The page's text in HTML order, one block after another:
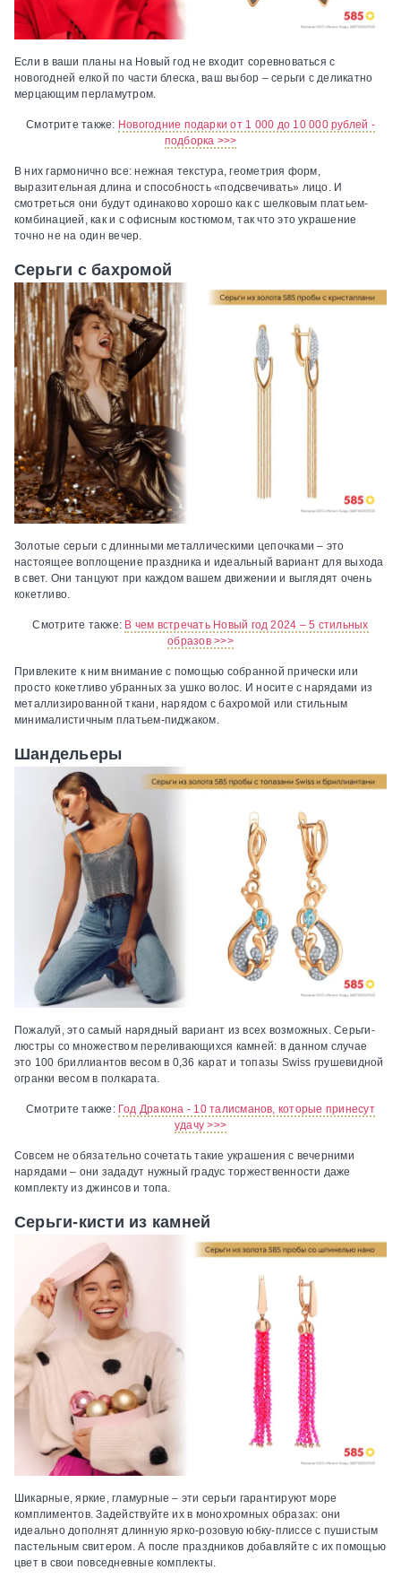
Если в ваши планы на Новый год не входит соревноваться с
новогодней елкой по части блеска, ваш выбор – серьги с деликатно
мерцающим перламутром.
Смотрите также: Новогодние подарки от 1 000 до 10 000 рублей -
подборка >>>
В них гармонично все: нежная текстура, геометрия форм,
выразительная длина и способность «подсвечивать» лицо. И
смотреться они будут одинаково хорошо как с шелковым платьем-
комбинацией, как и с офисным костюмом, так что это украшение
точно не на один вечер.
Серьги с бахромой
Золотые серьги с длинными металлическими цепочками – это
настоящее воплощение праздника и идеальный вариант для выхода
в свет. Они танцуют при каждом вашем движении и выглядят очень
кокетливо.
Смотрите также: В чем встречать Новый год 2024 – 5 стильных
образов >>>
Привлеките к ним внимание с помощью собранной прически или
просто кокетливо убранных за ушко волос. И носите с нарядами из
металлизированной ткани, нарядом с бахромой или стильным
минималистичным платьем-пиджаком.
Шандельеры
Пожалуй, это самый нарядный вариант из всех возможных. Серьги-
люстры со множеством переливающихся камней: в данном случае
это 100 бриллиантов весом в 0,36 карат и топазы Swiss грушевидной
огранки весом в полкарата.
Смотрите также: Год Дракона - 10 талисманов, которые принесут
удачу >>>
Совсем не обязательно сочетать такие украшения с вечерними
нарядами – они зададут нужный градус торжественности даже
комплекту из джинсов и топа.
Серьги-кисти из камней
Шикарные, яркие, гламурные – эти серьги гарантируют море
комплиментов. Задействуйте их в монохромных образах: они
идеально дополнят длинную ярко-розовую юбку-плиссе с пушистым
пастельным свитером. А после праздников добавляйте с их помощью
цвет в свои повседневные комплекты.